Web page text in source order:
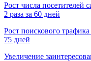
Рост числа посетителей
2 раза за 60 дней
Рост поискового
75 дней
Увеличение